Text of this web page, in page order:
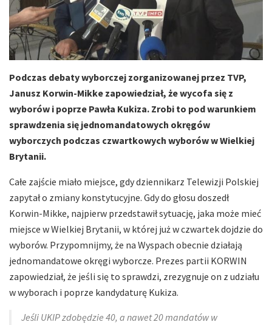
Podczas debaty wyborczej zorganizowanej przez TVP,
Janusz Korwin-Mikke zapowiedział, że wycofa się z
wyborów i poprze Pawła Kukiza. Zrobi to pod warunkiem
sprawdzenia się jednomandatowych okręgów
wyborczych podczas czwartkowych wyborów w Wielkiej
Brytanii.
Całe zajście miało miejsce, gdy dziennikarz Telewizji Polskiej
zapytał o zmiany konstytucyjne. Gdy do głosu doszedł
Korwin-Mikke, najpierw przedstawił sytuację, jaka może mieć
miejsce w Wielkiej Brytanii, w której już w czwartek dojdzie do
wyborów. Przypomnijmy, że na Wyspach obecnie działają
jednomandatowe okręgi wyborcze. Prezes partii KORWIN
zapowiedział, że jeśli się to sprawdzi, zrezygnuje on z udziału
w wyborach i poprze kandydaturę Kukiza.
Jeśli UKIP zdobędzie 40, a nawet 20 mandatów w